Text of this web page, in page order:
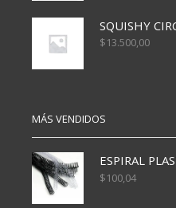
SQUISHY
$13.500,00
MÁS VENDIDOS
$100,04